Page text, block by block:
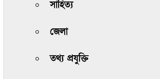
সাহিত্য
জেলা
তথ্য প্রযুক্তি